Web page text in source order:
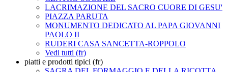
LACRIMAZIONE DEL SACRO CUORE DI GESU'
PIAZZA PARUTA
MONUMENTO DEDICATO AL PAPA GIOVANNI
PAOLO II
RUDERI CASA SANCETTA-ROPPOLO
Vedi tutti (fr)
piatti e prodotti tipici (fr)